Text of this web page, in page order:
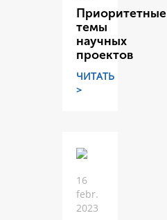
Приоритетные
темы
научных
проектов
ЧИТАТЬ
>
16
febr.
2023